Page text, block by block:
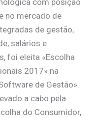
com posição
no mercado de
de gestão,
salários e
foi eleita «Escolha
2017» na
de Gestão».
a cabo pela
do Consumidor,